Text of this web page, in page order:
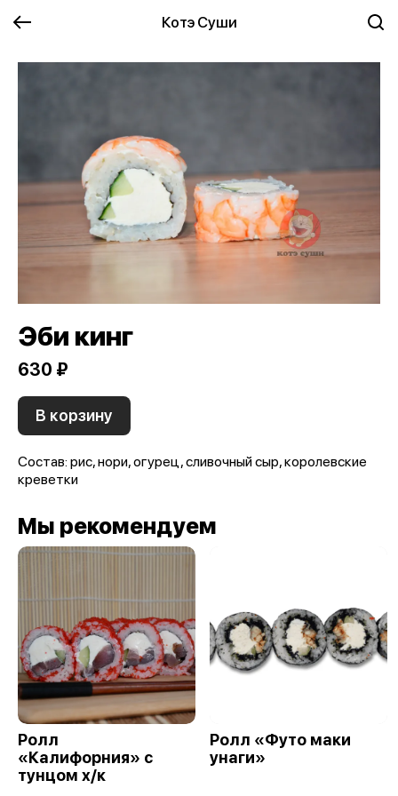
Котэ Суши
Эби кинг
630 ₽
В корзину
Состав: рис, нори, огурец, сливочный сыр, королевские
креветки
Мы рекомендуем
Ролл
«Калифорния» с
тунцом х/к
Ролл «Футо маки
унаги»